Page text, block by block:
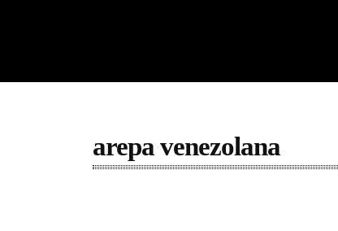
arepa venezolana